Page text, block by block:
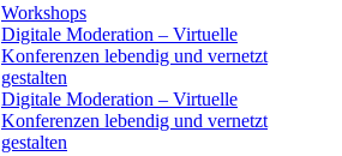
Workshops
Digitale Moderation – Virtuelle
Konferenzen lebendig und vernetzt
gestalten
Digitale Moderation – Virtuelle
Konferenzen lebendig und vernetzt
gestalten